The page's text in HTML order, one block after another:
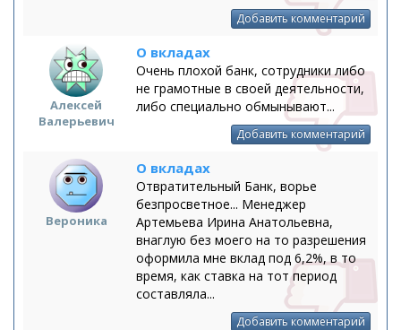
Добавить комментарий
Алексей
Валерьевич
О вкладах
Очень плохой банк, сотрудники либо
не грамотные в своей деятельности,
либо специально обмынывают...
Добавить комментарий
Вероника
О вкладах
Отвратительный Банк, ворье
безпросветное... Менеджер
Артемьева Ирина Анатольевна,
внаглую без моего на то разрешения
оформила мне вклад под 6,2%, в то
время, как ставка на тот период
составляла...
Добавить комментарий